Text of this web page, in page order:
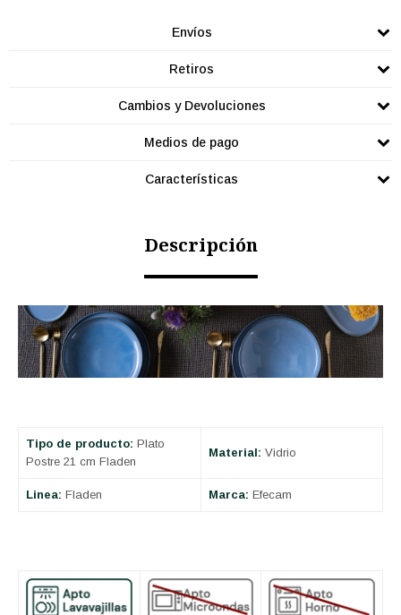
Envíos
Retiros
Cambios y Devoluciones
Medios de pago
Características
Descripción
Tipo de producto: Plato
Postre 21 cm Fladen
Material: Vidrio
Linea: Fladen Marca: Efecam